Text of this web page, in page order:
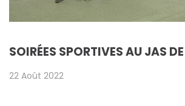
SOIRÉES SPORTIVES AU JAS
22 Août 2022